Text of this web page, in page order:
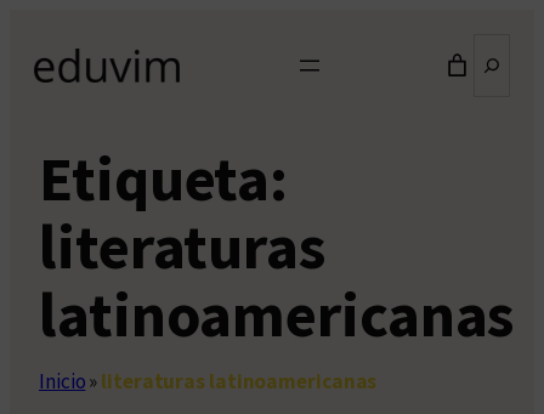
contenido
Etiqueta:
literaturas
latinoamericanas
Inicio»literaturas latinoamericanas